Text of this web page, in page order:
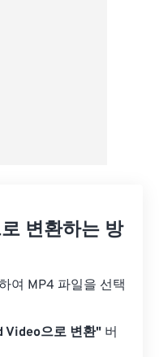
변환하는 방
여 MP4 파일을 선택
Video으로 변환" 버